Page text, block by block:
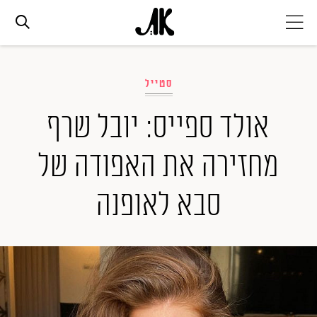
אופנה
ביוטי
סלבס
ערוצים נוספים
המגזין
סטייל
אולד ספייס: יובל שרף
מחזירה את האפודה של
סבא לאופנה